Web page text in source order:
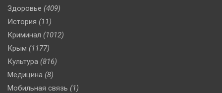
Здоровье (409)
История (11)
Криминал (1012)
Крым (1177)
Культура (816)
Медицина (8)
Мобильная связь (1)